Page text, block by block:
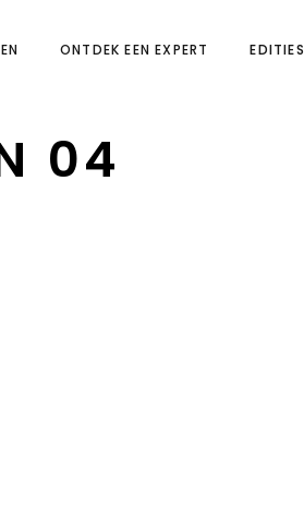
ONTDEK EEN EXPERT EDITIES
04